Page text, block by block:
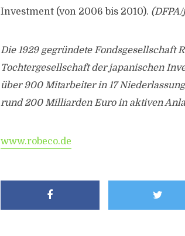
Investment (von 2006 bis 2010).
Die 1929 gegründete Fondsgesellschaft
Tochtergesellschaft der japanischen
über 900 Mitarbeiter in 17
rund 200 Milliarden Euro in aktiven
www.robeco.de